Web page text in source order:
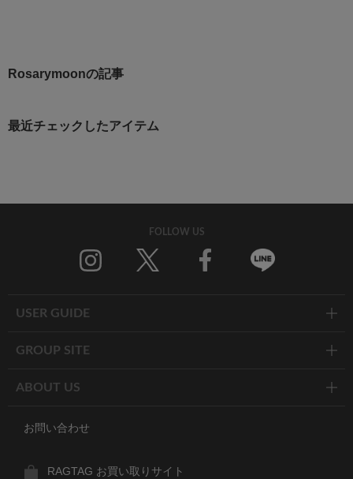
Rosarymoonの記事
最近チェックしたアイテム
FOLLOW US
USER GUIDE
GROUP SITE
ABOUT US
お問い合わせ
RAGTAG お買い取りサイト